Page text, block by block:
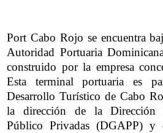
Port Cabo Rojo se encuentra
Autoridad Portuaria
construido por la empresa
Esta terminal portuaria es
Desarrollo Turístico de Cabo
la dirección de la Dirección
Público Privadas (DGAPP) y